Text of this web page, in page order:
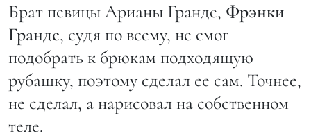
Брат певицы Арианы Гранде, Фрэнки
Гранде, судя по всему, не смог
подобрать к брюкам подходящую
рубашку, поэтому сделал ее сам. Точнее,
не сделал, а нарисовал на собственном
теле.